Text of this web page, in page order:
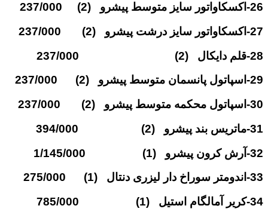
26-اکسکاواتور سایز متوسط پیشرو (2) 237/000
27-اکسکاواتور سایز درشت پیشرو (2) 237/000
28-قلم دایکال (2) 237/000
29-اسپاتول پانسمان متوسط پیشرو (2) 237/000
30-اسپاتول محکمه متوسط پیشرو (2) 237/000
31-ماتریس بند پیشرو (2) 394/000
32-آرش کرون پیشرو (1) 1/145/000
33-اندومتر سوراخ دار لیزری دنتال (1) 275/000
34-کریر آمالگام استیل (1) 785/000